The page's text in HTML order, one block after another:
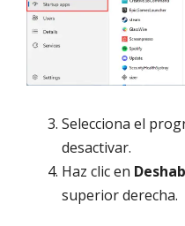
Selecciona el
desactivar.
Haz clic en
superior derecha.